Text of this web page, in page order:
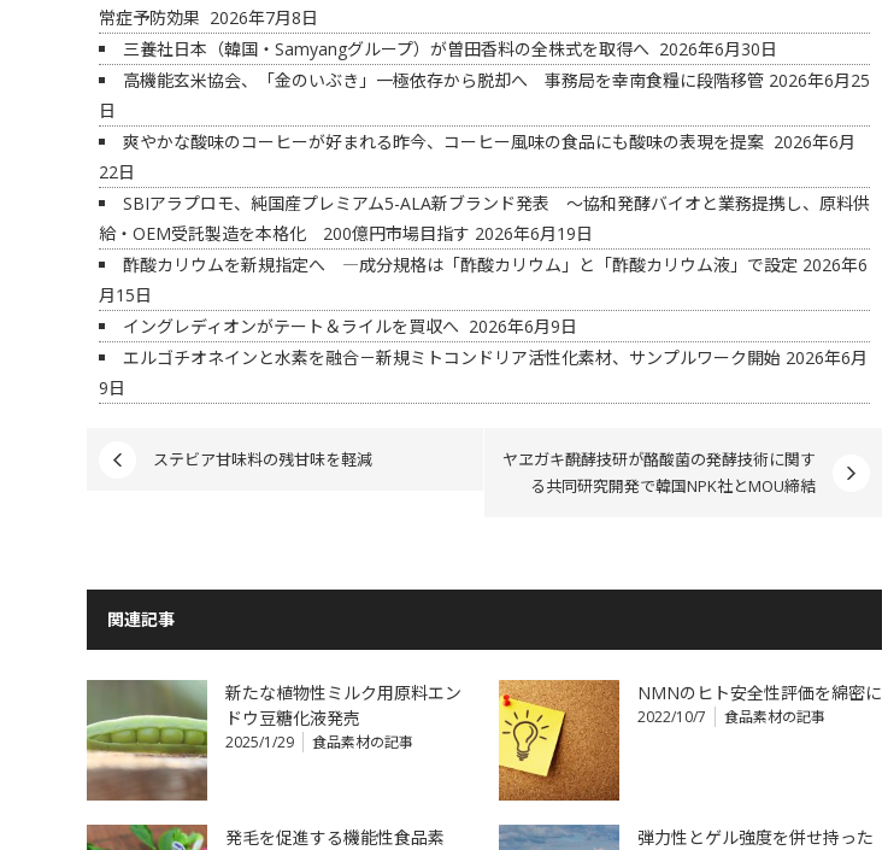
常症予防効果 2026年7月8日
三養社日本（韓国・Samyangグループ）が曽田香料の全株式を取得へ 2026年6月30日
高機能玄米協会、「金のいぶき」一極依存から脱却へ 事務局を幸南食糧に段階移管 2026年6月25
日
爽やかな酸味のコーヒーが好まれる昨今、コーヒー風味の食品にも酸味の表現を提案 2026年6月
22日
SBIアラプロモ、純国産プレミアム5-ALA新ブランド発表 ～協和発酵バイオと業務提携し、原料供
給・OEM受託製造を本格化 200億円市場目指す 2026年6月19日
酢酸カリウムを新規指定へ ―成分規格は「酢酸カリウム」と「酢酸カリウム液」で設定 2026年6
月15日
イングレディオンがテート＆ライルを買収へ 2026年6月9日
エルゴチオネインと水素を融合－新規ミトコンドリア活性化素材、サンプルワーク開始 2026年6月
9日
ステビア甘味料の残甘味を軽減
ヤヱガキ醗酵技研が酪酸菌の発酵技術に関す
る共同研究開発で韓国NPK社とMOU締結
関連記事
新たな植物性ミルク用原料エン
ドウ豆糖化液発売
2025/1/29 食品素材の記事
NMNのヒト安全性評価を綿密に
2022/10/7 食品素材の記事
発毛を促進する機能性食品素
弾力性とゲル強度を併せ持った